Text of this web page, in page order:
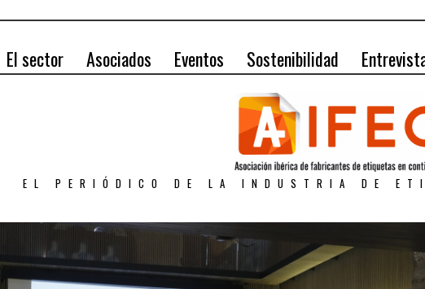
El sector Asociados Eventos Sostenibilidad
EL PERIÓDICO DE LA INDUSTRIA DE